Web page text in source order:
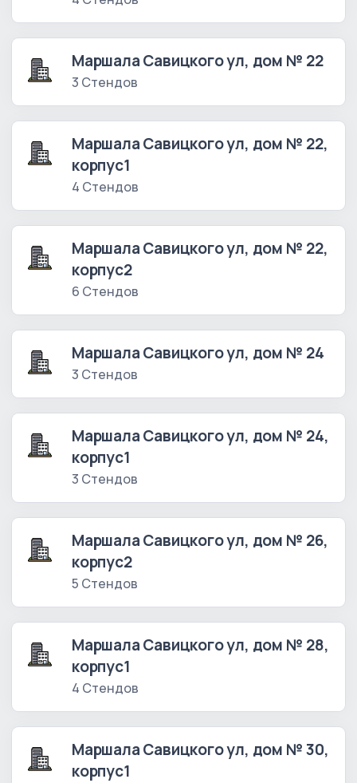
Маршала Савицкого ул, дом № 22
3 Стендов
Маршала Савицкого ул, дом № 22,
корпус1
4 Стендов
Маршала Савицкого ул, дом № 22,
корпус2
6 Стендов
Маршала Савицкого ул, дом № 24
3 Стендов
Маршала Савицкого ул, дом № 24,
корпус1
3 Стендов
Маршала Савицкого ул, дом № 26,
корпус2
5 Стендов
Маршала Савицкого ул, дом № 28,
корпус1
4 Стендов
Маршала Савицкого ул, дом № 30,
корпус1